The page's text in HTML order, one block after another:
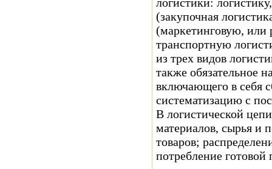
(закупочная
(маркетинговую, или
транспортную
из трех видов
также обязательное
включающего в себя
систематизацию с
В логистической
материалов, сырья и
товаров;
потребление готовой